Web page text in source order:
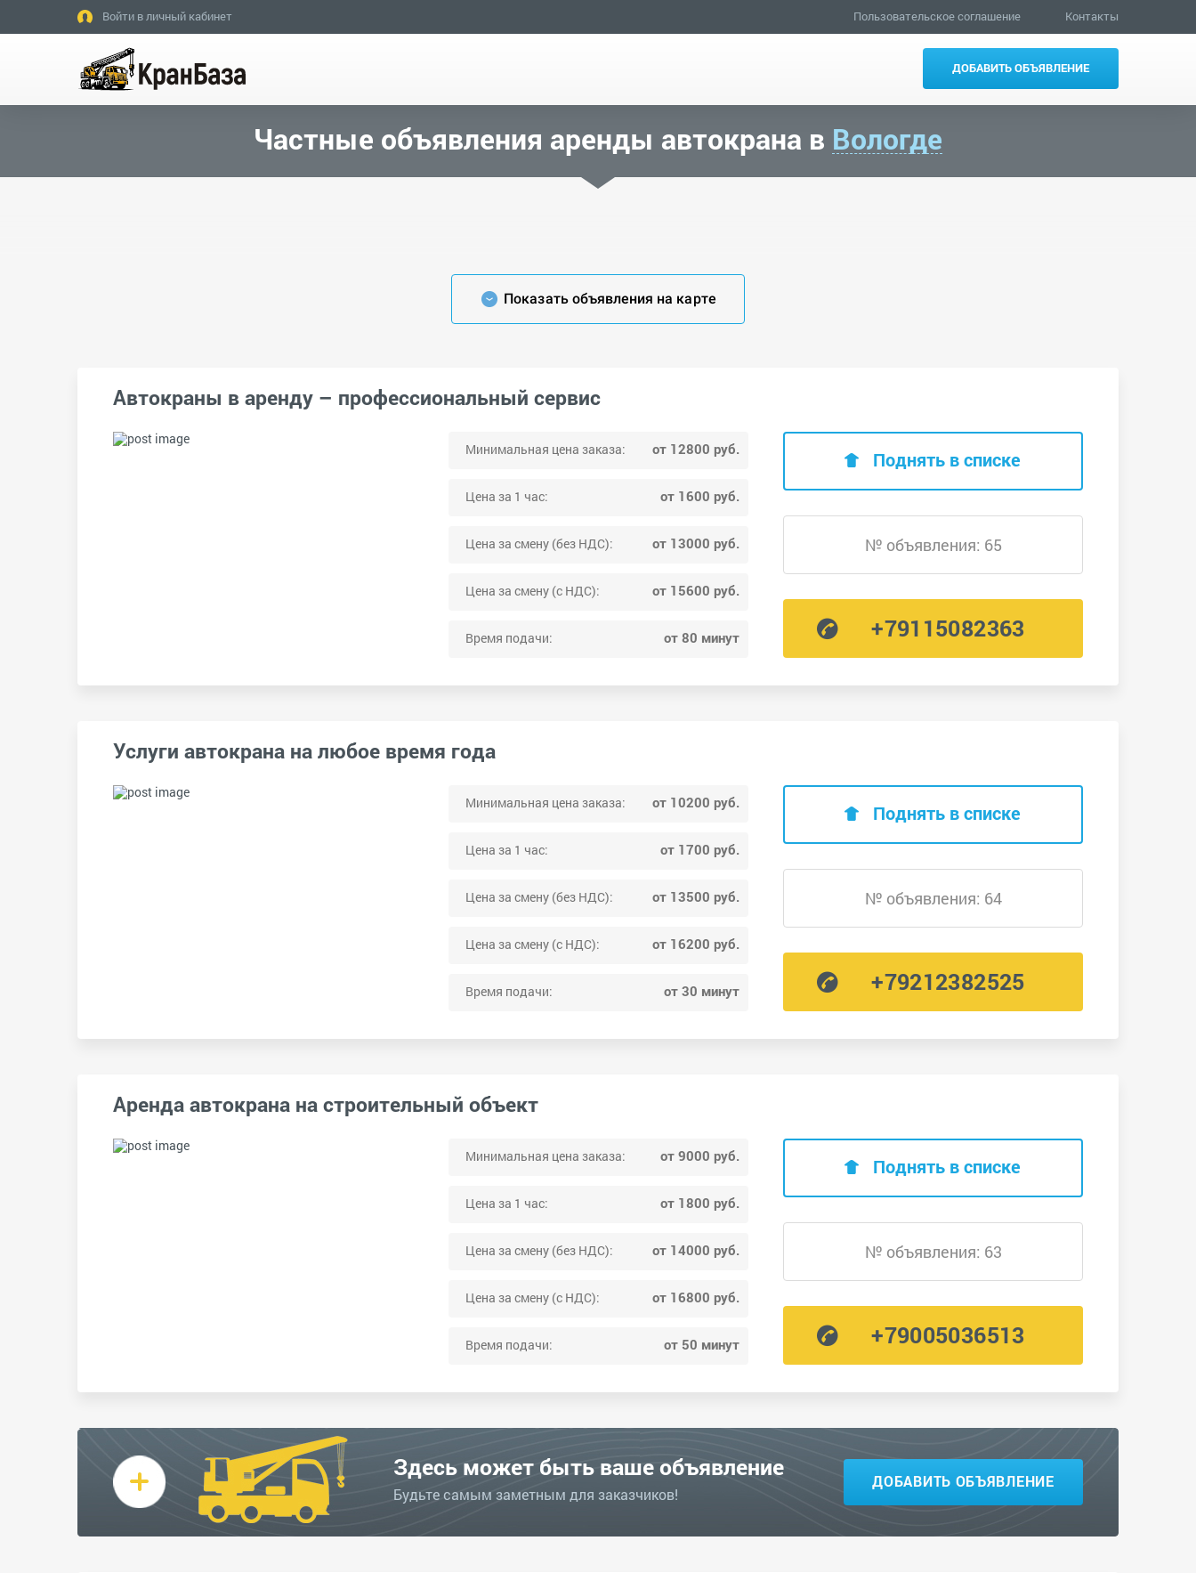
Войти в личный кабинет Пользовательское соглашение Контакты
ДОБАВИТЬ ОБЪЯВЛЕНИЕ
Частные объявления аренды автокрана в Вологде
Показать объявления на карте
Автокраны в аренду – профессиональный сервис
Минимальная цена заказа: от 12800 руб.
Цена за 1 час: от 1600 руб.
Цена за смену (без НДС): от 13000 руб.
Цена за смену (с НДС): от 15600 руб.
Время подачи: от 80 минут
Поднять в списке
№ объявления: 65
+79115082363
Услуги автокрана на любое время года
Минимальная цена заказа: от 10200 руб.
Цена за 1 час: от 1700 руб.
Цена за смену (без НДС): от 13500 руб.
Цена за смену (с НДС): от 16200 руб.
Время подачи: от 30 минут
Поднять в списке
№ объявления: 64
+79212382525
Аренда автокрана на строительный объект
Минимальная цена заказа: от 9000 руб.
Цена за 1 час: от 1800 руб.
Цена за смену (без НДС): от 14000 руб.
Цена за смену (с НДС): от 16800 руб.
Время подачи: от 50 минут
Поднять в списке
№ объявления: 63
+79005036513
Здесь может быть ваше объявление
Будьте самым заметным для заказчиков!
ДОБАВИТЬ ОБЪЯВЛЕНИЕ